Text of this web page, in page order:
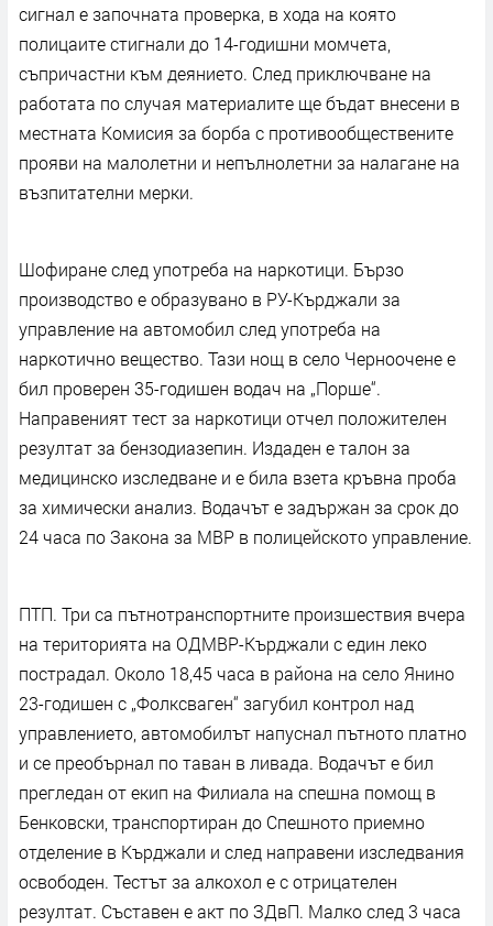
сигнал е започната проверка, в хода на която
полицаите стигнали до 14-годишни момчета,
съпричастни към деянието. След приключване на
работата по случая материалите ще бъдат внесени в
местната Комисия за борба с противообществените
прояви на малолетни и непълнолетни за налагане на
възпитателни мерки.
Шофиране след употреба на наркотици. Бързо
производство е образувано в РУ-Кърджали за
управление на автомобил след употреба на
наркотично вещество. Тази нощ в село Черноочене е
бил проверен 35-годишен водач на „Порше“.
Направеният тест за наркотици отчел положителен
резултат за бензодиазепин. Издаден е талон за
медицинско изследване и е била взета кръвна проба
за химически анализ. Водачът е задържан за срок до
24 часа по Закона за МВР в полицейското управление.
ПТП. Три са пътнотранспортните произшествия вчера
на територията на ОДМВР-Кърджали с един леко
пострадал. Около 18,45 часа в района на село Янино
23-годишен с „Фолксваген“ загубил контрол над
управлението, автомобилът напуснал пътното платно
и се преобърнал по таван в ливада. Водачът е бил
прегледан от екип на Филиала на спешна помощ в
Бенковски, транспортиран до Спешното приемно
отделение в Кърджали и след направени изследвания
освободен. Тестът за алкохол е с отрицателен
резултат. Съставен е акт по ЗДвП. Малко след 3 часа